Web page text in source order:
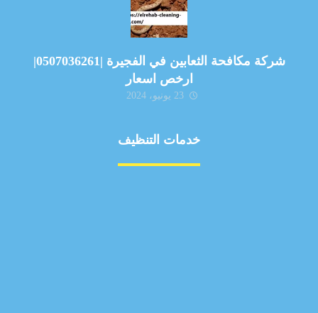
شركة مكافحة الثعابين في الفجيرة |0507036261|
ارخص اسعار
23 يونيو، 2024
خدمات التنظيف